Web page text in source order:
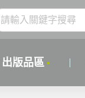
出版品區